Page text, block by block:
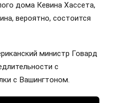
дома Кевина Хассета,
вероятно, состоится
министр Говард
с
с Вашингтоном.